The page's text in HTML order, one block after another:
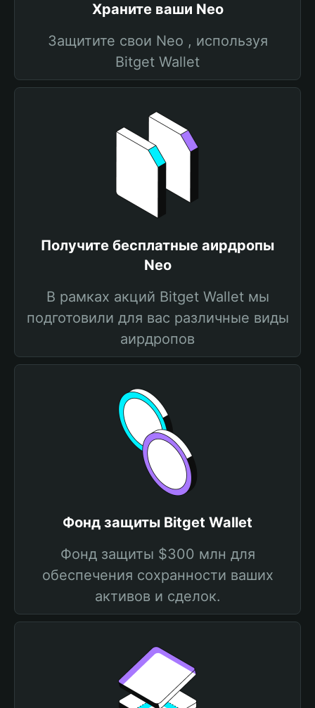
Храните ваши Neo
Защитите свои Neo , используя
Bitget Wallet
Получите бесплатные аирдропы
Neo
В рамках акций Bitget Wallet мы
подготовили для вас различные виды
аирдропов
Фонд защиты Bitget Wallet
Фонд защиты $300 млн для
обеспечения сохранности ваших
активов и сделок.